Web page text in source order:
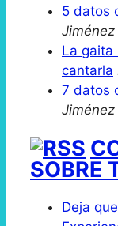
5 datos
Jiménez
La gaita
cantarla
7 datos
Jiménez
SOBRE
Deja